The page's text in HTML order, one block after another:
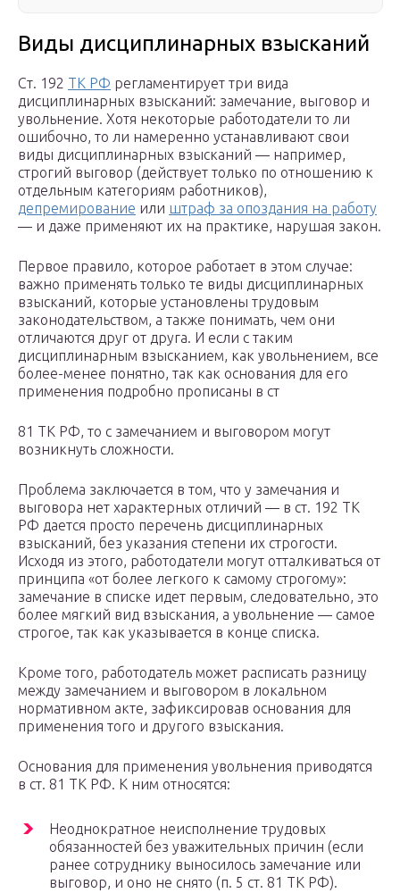
Виды дисциплинарных взысканий
Ст. 192 ТК РФ регламентирует три вида
дисциплинарных взысканий: замечание, выговор и
увольнение. Хотя некоторые работодатели то ли
ошибочно, то ли намеренно устанавливают свои
виды дисциплинарных взысканий — например,
строгий выговор (действует только по отношению к
отдельным категориям работников),
депремирование или штраф за опоздания на работу
— и даже применяют их на практике, нарушая закон.
Первое правило, которое работает в этом случае:
важно применять только те виды дисциплинарных
взысканий, которые установлены трудовым
законодательством, а также понимать, чем они
отличаются друг от друга. И если с таким
дисциплинарным взысканием, как увольнением, все
более-менее понятно, так как основания для его
применения подробно прописаны в ст
81 ТК РФ, то с замечанием и выговором могут
возникнуть сложности.
Проблема заключается в том, что у замечания и
выговора нет характерных отличий — в ст. 192 ТК
РФ дается просто перечень дисциплинарных
взысканий, без указания степени их строгости.
Исходя из этого, работодатели могут отталкиваться от
принципа «от более легкого к самому строгому»:
замечание в списке идет первым, следовательно, это
более мягкий вид взыскания, а увольнение — самое
строгое, так как указывается в конце списка.
Кроме того, работодатель может расписать разницу
между замечанием и выговором в локальном
нормативном акте, зафиксировав основания для
применения того и другого взыскания.
Основания для применения увольнения приводятся
в ст. 81 ТК РФ. К ним относятся:
Неоднократное неисполнение трудовых
обязанностей без уважительных причин (если
ранее сотруднику выносилось замечание или
выговор, и оно не снято (п. 5 ст. 81 ТК РФ).